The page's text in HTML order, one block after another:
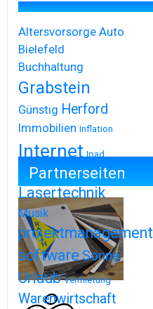
Altersvorsorge Auto
Bielefeld
Buchhaltung
Grabstein
Günstig Herford
Immobilien Inflation
Internet Ipad
Iphone
Lasertechnik
Musik
projektmanagement
softwareSonne
Urlaub Vermietung
Warenwirtschaft
Partnerseiten